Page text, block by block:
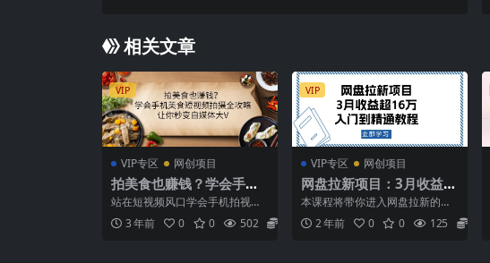
相关文章
VIP
VIP专区 网创项目
拍美食也赚钱？学会手机
美食短视频拍摄全攻略，
让你秒变自媒体大V
站在短视频风口学会手机拍视频
课程目录： 1剪映的功能概述以
及版本参数设置.mp...
3 年前 0 0 502
VIP
VIP专区 网创项目
网盘拉新项目：3月收益超
16万，入门到精通教程
本课程将带你进入网盘拉新的世
界，专注于如何通过社群营销和
网盘项目赚取佣金，短短三...
2 年前 0 0 125